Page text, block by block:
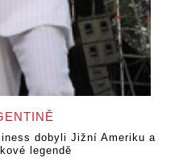
dobyli Jižní Ameriku a
legendě